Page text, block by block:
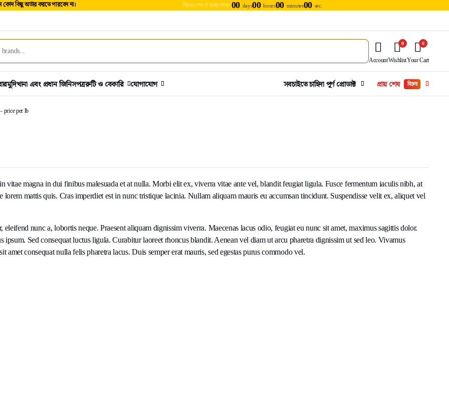
কিছু অর্ডার করতে পারবেন না। বিক্রয় শেষ না হওয়া পর্যন্ত:00 days00 hours00 minutes00 sec.
Account
0
Wishlist
0
Your Cart
মুদিখানা এবং প্রধান জিনিসপত্ররুটি ও বেকারি যোগাযোগ সবচাইতে চাহিদা পূর্ণ প্রোডাক্ট প্রায় শেষ বিক্রয়
price per lb
vitae magna in dui finibus malesuada et at nulla. Morbi elit ex, viverra vitae ante vel, blandit feugiat ligula. Fusce fermentum iaculis nibh, at
mattis quis. Cras imperdiet est in nunc tristique lacinia. Nullam aliquam mauris eu accumsan tincidunt. Suspendisse velit ex, aliquet vel
nunc a, lobortis neque. Praesent aliquam dignissim viverra. Maecenas lacus odio, feugiat eu nunc sit amet, maximus sagittis dolor.
ipsum. Sed consequat luctus ligula. Curabitur laoreet rhoncus blandit. Aenean vel diam ut arcu pharetra dignissim ut sed leo. Vivamus
consequat nulla felis pharetra lacus. Duis semper erat mauris, sed egestas purus commodo vel.